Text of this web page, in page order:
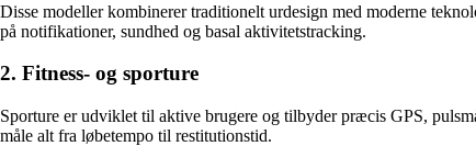
Disse modeller kombinerer traditionelt urdesign med moderne
på notifikationer, sundhed og basal aktivitetstracking.
2. Fitness- og sporture
Sporture er udviklet til aktive brugere og tilbyder præcis GPS,
måle alt fra løbetempo til restitutionstid.